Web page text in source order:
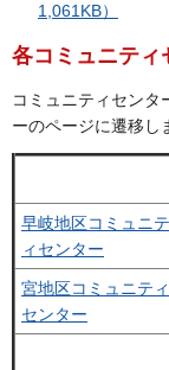
1,061KB）
各コミュニティ
コミュニティセンタ
ーのページに遷移し
早岐地区コミュニテ
ィセンター
宮地区コミュニティ
センター